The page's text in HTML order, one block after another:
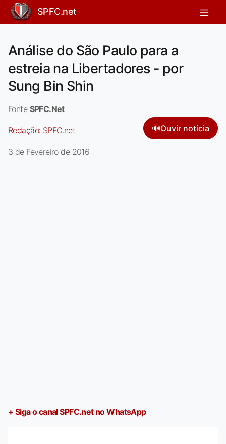
SPFC.net
Análise do São Paulo para a
estreia na Libertadores - por
Sung Bin Shin
Fonte SPFC.Net
Redação: SPFC.net 🔊Ouvir notícia
3 de Fevereiro de 2016
+ Siga o canal SPFC.net no WhatsApp